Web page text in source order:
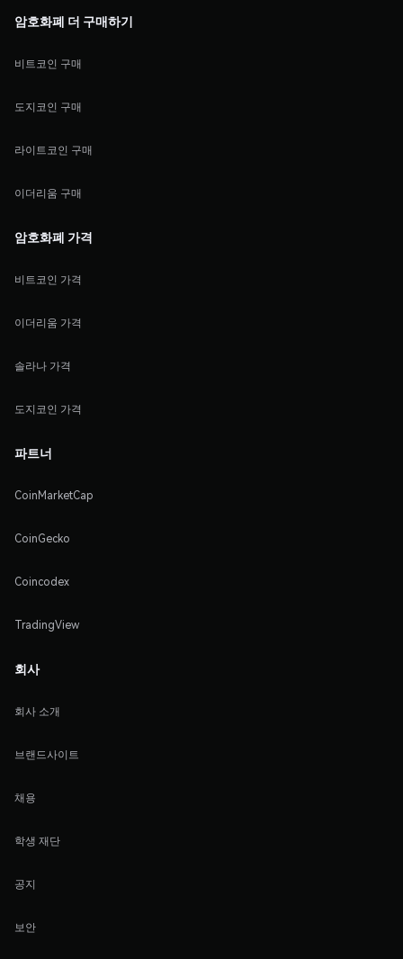
암호화폐 더 구매하기
비트코인 구매
도지코인 구매
라이트코인 구매
이더리움 구매
암호화폐 가격
비트코인 가격
이더리움 가격
솔라나 가격
도지코인 가격
파트너
CoinMarketCap
CoinGecko
Coincodex
TradingView
회사
회사 소개
브랜드사이트
채용
학생 재단
공지
보안